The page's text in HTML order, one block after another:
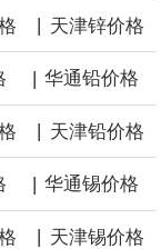
表示，中东和平前景改善
）及其他下一代动态随
| 天津锌价格
| 华通铅价格
天津铅价格
| 华通锡价格
天津锡价格